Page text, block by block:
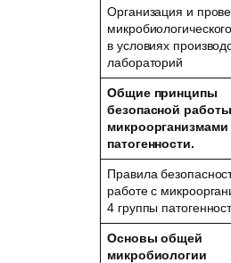
Организация и
в условиях
лабораторий
Общие принципы
безопасной
микроорганизмами
патогенности.
Правила
работе с
4 группы
Основы общей
микробиологии